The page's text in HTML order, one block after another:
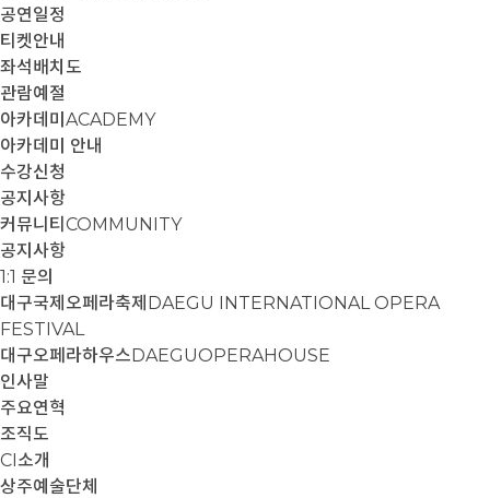
공연일정
티켓안내
좌석배치도
관람예절
아카데미 ACADEMY
아카데미 안내
수강신청
공지사항
커뮤니티 COMMUNITY
공지사항
1:1 문의
대구국제오페라축제 DAEGU INTERNATIONAL OPERA
FESTIVAL
대구오페라하우스DAEGUOPERAHOUSE
인사말
주요연혁
조직도
CI소개
상주예술단체